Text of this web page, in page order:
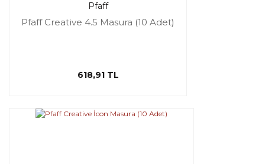
Pfaff
Pfaff Creative 4.5 Masura (10 Adet)
618,91 TL